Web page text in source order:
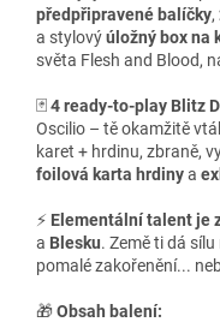
předpřipravené balíčky,
a stylovýúložný box na
světa Flesh and Blood,
🃏 4 ready-to-play Blitz
Oscilio – tě okamžitě
karet + hrdinu, zbraně,
foilová karta hrdinya
⚡ Elementální talent je
a Blesku. Země ti dá
pomalé zakořenění...
🎁 Obsah balení: